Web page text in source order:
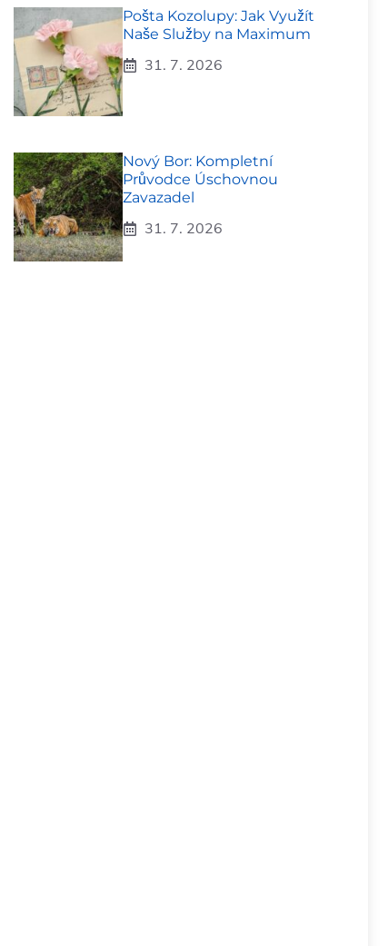
Pošta Kozolupy: Jak Využít
Naše Služby na Maximum
31. 7. 2026
Nový Bor: Kompletní
Průvodce Úschovnou
Zavazadel
31. 7. 2026